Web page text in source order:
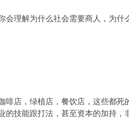
会理解为什么社会需要商人，为什
啡店，绿植店，餐饮店，这些都死
的技能跟打法，甚至资本的加持，